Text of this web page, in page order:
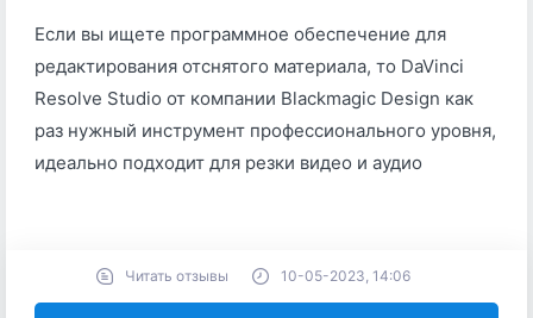
Если вы ищете программное обеспечение для
редактирования отснятого материала, то DaVinci
Resolve Studio от компании Blackmagic Design как
раз нужный инструмент профессионального уровня,
идеально подходит для резки видео и аудио
Читать отзывы 10-05-2023, 14:06